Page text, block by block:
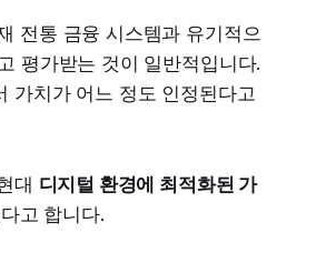
전통 금융 시스템과 유기적으
평가받는 것이 일반적입니다.
가치가 어느 정도 인정된다고
대 디지털 환경에 최적화된 가
고 합니다.